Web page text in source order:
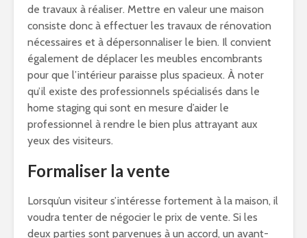
de travaux à réaliser. Mettre en valeur une maison
consiste donc à effectuer les travaux de rénovation
nécessaires et à dépersonnaliser le bien. Il convient
également de déplacer les meubles encombrants
pour que l’intérieur paraisse plus spacieux. À noter
qu’il existe des professionnels spécialisés dans le
home staging qui sont en mesure d’aider le
professionnel à rendre le bien plus attrayant aux
yeux des visiteurs.
Formaliser la vente
Lorsqu’un visiteur s’intéresse fortement à la maison, il
voudra tenter de négocier le prix de vente. Si les
deux parties sont parvenues à un accord, un avant-